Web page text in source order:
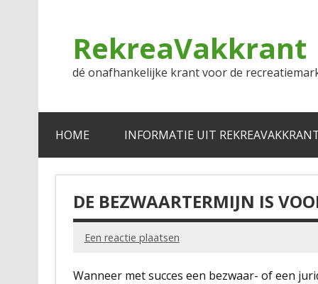
RekreaVakkrant
dé onafhankelijke krant voor de
HOME INFORMATIE UIT
DE BEZWAARTERMIJN IS
Een reactie plaatsen
Wanneer met succes een bezwaar- of een